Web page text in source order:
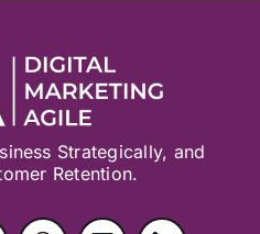
Strategically, and
Retention.